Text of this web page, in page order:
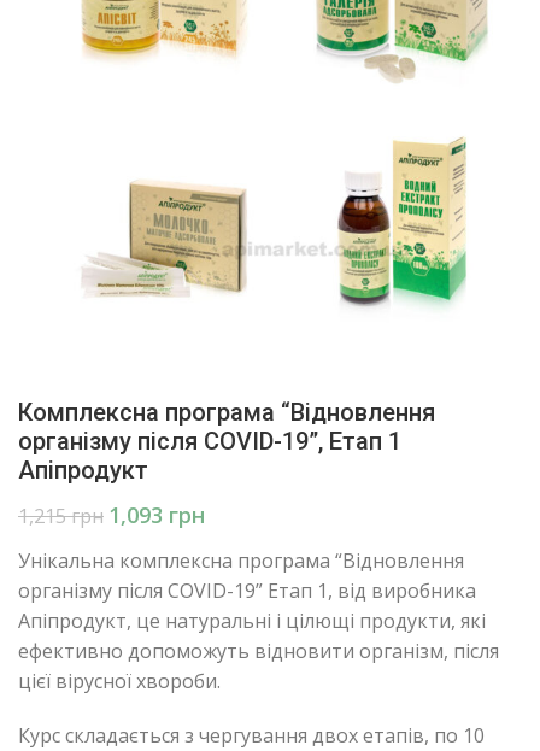
Комплексна програма “Відновлення
організму після COVID-19”, Етап 1
Апіпродукт
1,215грн 1,093 грн
Унікальна комплексна програма “Відновлення
організму після COVID-19” Етап 1, від виробника
Апіпродукт, це натуральні і цілющі продукти, які
ефективно допоможуть відновити організм, після
цієї вірусної хвороби.
Курс складається з чергування двох етапів, по 10